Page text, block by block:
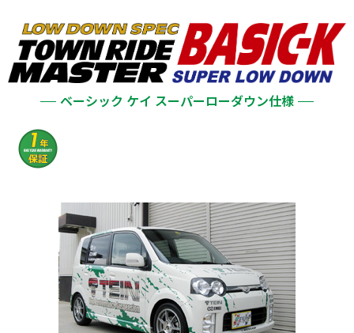
ベーシック ケイ スーパーローダウン仕様